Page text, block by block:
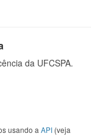
da UFCSPA.
usando a API (veja